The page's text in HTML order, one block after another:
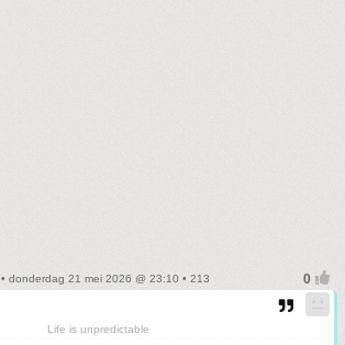
• donderdag 21 mei 2026 @ 23:10 • 213
Life is unpredictable